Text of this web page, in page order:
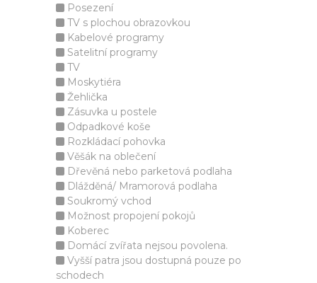
Posezení
TV s plochou obrazovkou
Kabelové programy
Satelitní programy
TV
Moskytiéra
Žehlička
Zásuvka u postele
Odpadkové koše
Rozkládací pohovka
Věšák na oblečení
Dřevěná nebo parketová podlaha
Dlážděná/ Mramorová podlaha
Soukromý vchod
Možnost propojení pokojů
Koberec
Domácí zvířata nejsou povolena.
Vyšší patra jsou dostupná pouze po
schodech